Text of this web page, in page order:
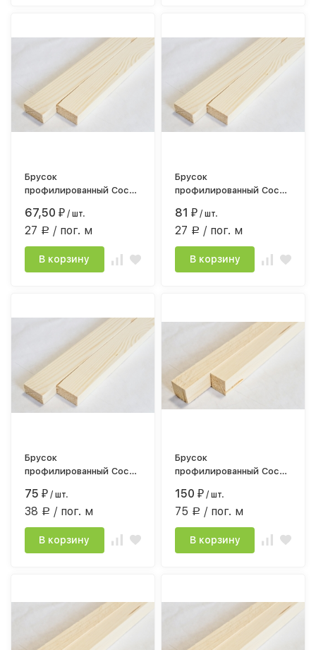
Брусок
профилированный Сосна
строг.камерной сушки
67,50₽ / шт.
27 Р / пог. м
В корзину
Брусок
профилированный Сосна
строг.камерной сушки
81₽ / шт.
27 Р / пог. м
В корзину
Брусок
профилированный Сосна
строг.камерной сушки
75₽ / шт.
38 Р / пог. м
В корзину
Брусок
профилированный Сосна
строг.камерной сушки
150₽ / шт.
75 Р / пог. м
В корзину